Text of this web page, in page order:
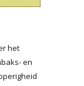
het
en